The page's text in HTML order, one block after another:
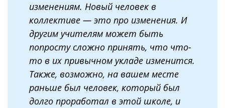
изменениям. Новый человек в
коллективе — это про изменения. И
другим учителям может быть
попросту сложно принять, что что-
то в их привычном укладе изменится.
Также, возможно, на вашем месте
раньше был человек, который был
долго проработал в этой школе, и